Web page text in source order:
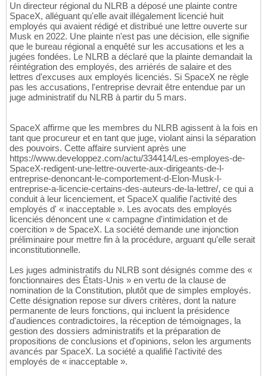
Un directeur régional du NLRB a déposé une plainte contre
SpaceX, alléguant qu'elle avait illégalement licencié huit
employés qui avaient rédigé et distribué une lettre ouverte sur
Musk en 2022. Une plainte n'est pas une décision, elle signifie
que le bureau régional a enquêté sur les accusations et les a
jugées fondées. Le NLRB a déclaré que la plainte demandait la
réintégration des employés, des arriérés de salaire et des
lettres d'excuses aux employés licenciés. Si SpaceX ne règle
pas les accusations, l'entreprise devrait être entendue par un
juge administratif du NLRB à partir du 5 mars.
SpaceX affirme que les membres du NLRB agissent à la fois en
tant que procureur et en tant que juge, violant ainsi la séparation
des pouvoirs. Cette affaire survient après une
https://www.developpez.com/actu/334414/Les-employes-de-
SpaceX-redigent-une-lettre-ouverte-aux-dirigeants-de-l-
entreprise-denoncant-le-comportement-d-Elon-Musk-l-
entreprise-a-licencie-certains-des-auteurs-de-la-lettre/, ce qui a
conduit à leur licenciement, et SpaceX qualifie l'activité des
employés d' « inacceptable ». Les avocats des employés
licenciés dénoncent une « campagne d'intimidation et de
coercition » de SpaceX. La société demande une injonction
préliminaire pour mettre fin à la procédure, arguant qu'elle serait
inconstitutionnelle.
Les juges administratifs du NLRB sont désignés comme des «
fonctionnaires des États-Unis » en vertu de la clause de
nomination de la Constitution, plutôt que de simples employés.
Cette désignation repose sur divers critères, dont la nature
permanente de leurs fonctions, qui incluent la présidence
d'audiences contradictoires, la réception de témoignages, la
gestion des dossiers administratifs et la préparation de
propositions de conclusions et d'opinions, selon les arguments
avancés par SpaceX. La société a qualifié l'activité des
employés de « inacceptable ».